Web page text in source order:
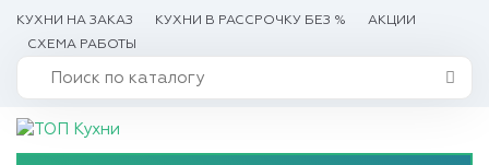
КУХНИ НА ЗАКАЗ КУХНИ В РАССРОЧКУ БЕЗ %
АКЦИИ
СХЕМА РАБОТЫ